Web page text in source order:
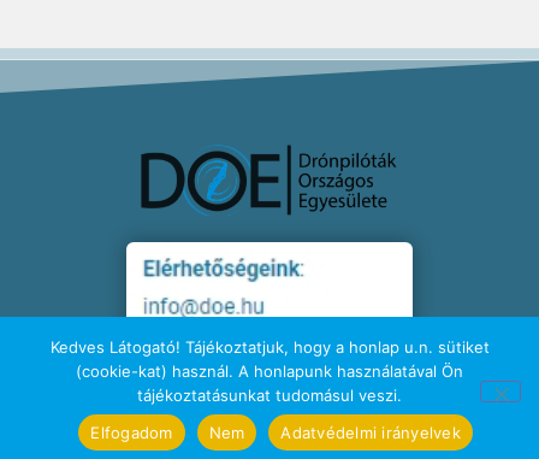
ADATKEZELÉSI TÁJÉKOZTATÓ ITT (letöltés)
Kedves Látogató! Tájékoztatjuk, hogy a honlap u.n. sütiket
(cookie-kat) használ. A honlapunk használatával Ön
tájékoztatásunkat tudomásul veszi.
Elfogadom
Nem Adatvédelmi irányelvek